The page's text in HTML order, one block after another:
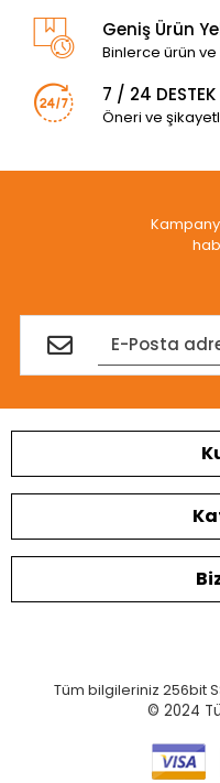
Geniş Ürün
Binlerce ürün
7 / 24 DESTEK
Öneri ve
Tüm bilgileriniz 256bit
© 2024